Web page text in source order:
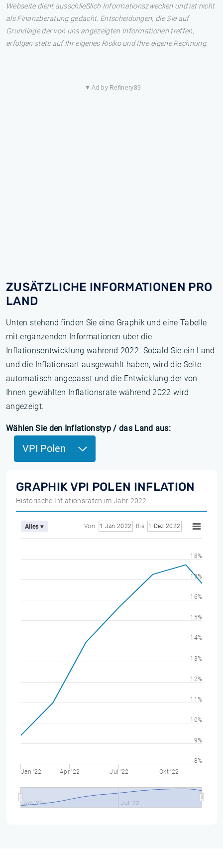
Webseite dient ausschließlich Informationszwecken und ist nicht
als Finanzberatung gedacht. Entscheidungen, die Sie auf
Grundlage der von uns angezeigten Informationen treffen,
erfolgen stets auf Ihr eigenes Risiko und Ihre eigene Rechnung.
▼ Ad by Refinery89
ZUSÄTZLICHE INFORMATIONEN PRO
LAND
Unten stehend finden Sie eine Graphik und eine Tabelle
mit ergänzenden Informationen über die
Inflationsentwicklung während 2022. Sobald Sie ein Land
und die Inflationsart ausgewählt haben, wird die Seite
automatisch angepasst und die Entwicklung der von
Ihnen gewählten Inflationsrate während 2022 wird
angezeigt.
Wählen Sie den Inflationstyp / das Land aus:
VPI Polen
GRAPHIK VPI POLEN INFLATION
Historische Inflationsraten im Jahr 2022
Alles ▾ Von 1 Jan 2022 Bis 1 Dez 2022
Jan '22 Apr '22 Jul '22 Okt '22
Jan '22 Jul '22
8%
9%
10%
11%
12%
13%
14%
15%
16%
17%
18%